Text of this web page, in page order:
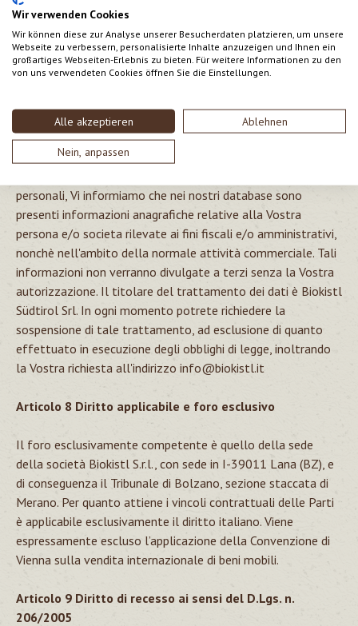
Wir verwenden Cookies
Wir können diese zur Analyse unserer Besucherdaten platzieren, um unsere
Webseite zu verbessern, personalisierte Inhalte anzuzeigen und Ihnen ein
großartiges Webseiten-Erlebnis zu bieten. Für weitere Informationen zu den
von uns verwendeten Cookies öffnen Sie die Einstellungen.
Alle akzeptieren Ablehnen
Nein, anpassen
La corrispondenza tra le immagini dei prodotti ed il loro
aspetto reale possono differire.
Per difetti della merce inviata, Biokistl è responsabile ai
sensi delle vigenti normative sulla compravendita dei beni di
Articolo 7 Protezione dei dati
personali, Vi informiamo che nei nostri database sono
presenti informazioni anagrafiche relative alla Vostra
persona e/o societa rilevate ai fini fiscali e/o amministrativi,
nonchè nell'ambito della normale attività commerciale. Tali
informazioni non verranno divulgate a terzi senza la Vostra
autorizzazione. Il titolare del trattamento dei dati è Biokistl
Südtirol Srl. In ogni momento potrete richiedere la
sospensione di tale trattamento, ad esclusione di quanto
effettuato in esecuzione degli obblighi di legge, inoltrando
la Vostra richiesta all'indirizzo info@biokistl.it
Articolo 8 Diritto applicabile e foro esclusivo
Il foro esclusivamente competente è quello della sede
della società Biokistl S.r.l., con sede in I-39011 Lana (BZ), e
di conseguenza il Tribunale di Bolzano, sezione staccata di
Merano. Per quanto attiene i vincoli contrattuali delle Parti
è applicabile esclusivamente il diritto italiano. Viene
espressamente escluso l’applicazione della Convenzione di
Vienna sulla vendita internazionale di beni mobili.
Articolo 9 Diritto di recesso ai sensi del D.Lgs. n.
206/2005